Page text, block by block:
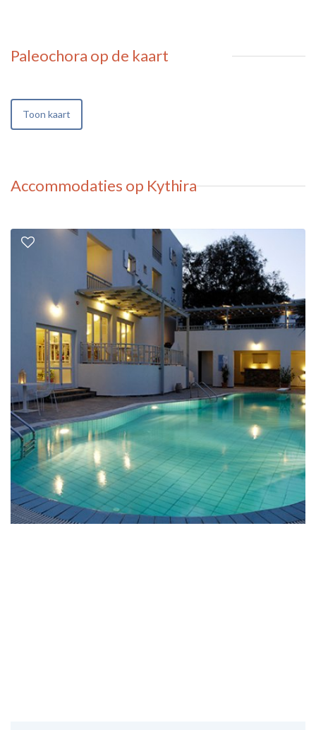
Paleochora op de kaart
Toon kaart
Accommodaties op Kythira